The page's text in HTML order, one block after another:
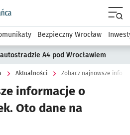
podserwis: Dla mieszkańca
Bezpieczny Wrocław
A4 pod Wrocławiem
Aktualności Zobacz najnowsze
informacje o
Oto dane na